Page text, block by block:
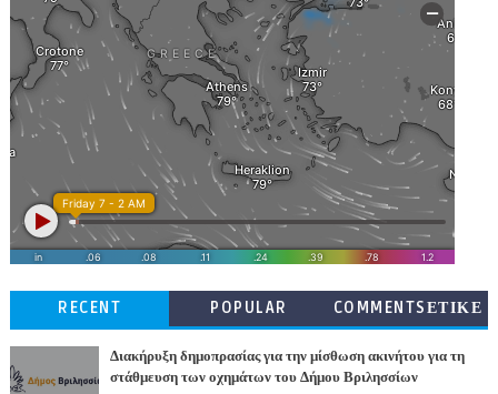
RECENT POPULAR
COMMENTSΕΤΙΚΕ
Διακήρυξη δημοπρασίας για την μίσθωση ακινήτου για τη
στάθμευση των οχημάτων του Δήμου Βριλησσίων